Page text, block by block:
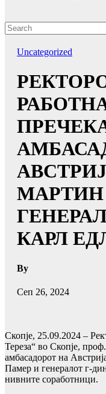
Uncategorized
КАРЛ
By
Сеп 26, 2024
Скопје, 25.09.2024 –
Тереза“ во Скопје,
амбасадорот на
Памер и генералот г-
нивните соработници.